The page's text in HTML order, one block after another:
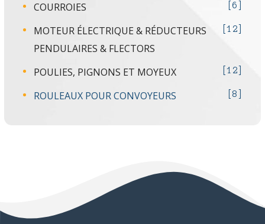
COURROIES 6
MOTEUR ÉLECTRIQUE & RÉDUCTEURS
PENDULAIRES & FLECTORS
12
POULIES, PIGNONS ET MOYEUX 12
ROULEAUX POUR CONVOYEURS 8